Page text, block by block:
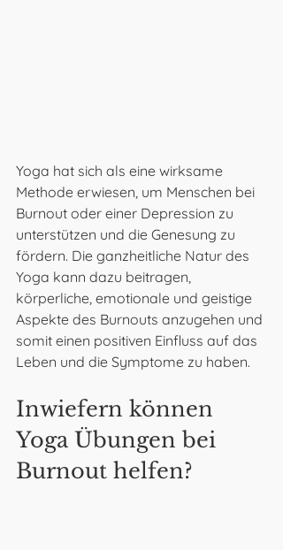
Yoga hat sich als eine wirksame
Methode erwiesen, um Menschen bei
Burnout oder einer Depression zu
unterstützen und die Genesung zu
fördern. Die ganzheitliche Natur des
Yoga kann dazu beitragen,
körperliche, emotionale und geistige
Aspekte des Burnouts anzugehen und
somit einen positiven Einfluss auf das
Leben und die Symptome zu haben.
Inwiefern können
Yoga Übungen bei
Burnout helfen?